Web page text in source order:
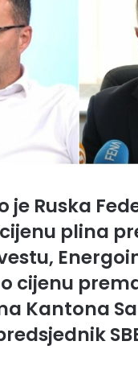
je Ruska
plina
cijenu
Kantona